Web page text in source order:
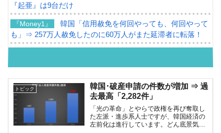
『起亜』は9台だけ
『Money1』
韓国「信用赦免を何回やっても、何回やって
も」⇒ 257万人赦免したのに60万人がまた延滞者に転落！
『Money1』
韓国「2026年07月の輸出入」絶好調。半導体
だけで410億ドル、輸出全体の41％もある
『Money1』
韓国･李在明「青年層の雇用状況が悪い。せ
や、若者に起業させよう」⇒ どんな雇用対策だソレ。
トピック
韓国･破産申請の件数が増加 ⇒ 過
去最高「2,282件」
「光の革命」とやらで政権を再び奪取し
た左派・進歩系人士ですが、韓国経済の
左前化は進行しています。どん底景気か